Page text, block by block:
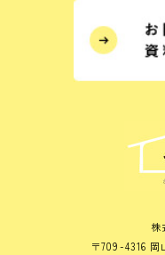
株
〒709-4316 岡